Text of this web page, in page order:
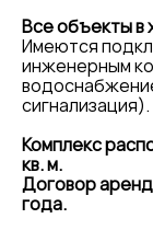
Все объекты в
Имеются
инженерным
сигнализация).
Комплекс
кв. м.
Договор
года.